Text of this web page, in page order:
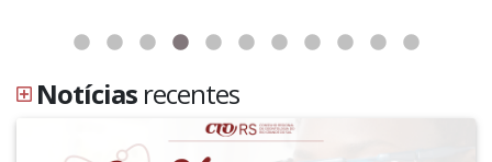
Notícias recentes